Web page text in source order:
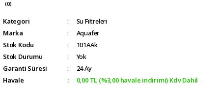
(0)
Kategori
Su Filtreleri
Marka
Aquafer
Stok Kodu
101AAk
Stok Durumu
Yok
Garanti Süresi
24 Ay
Havale
0,00 TL (%3,00 havale indirimi) Kdv Dahil